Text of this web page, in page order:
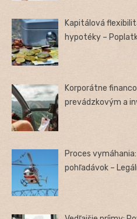
Kapitálová
hypotéky –
Korporátne
prevádzkovým a
Proces
pohľadávok –